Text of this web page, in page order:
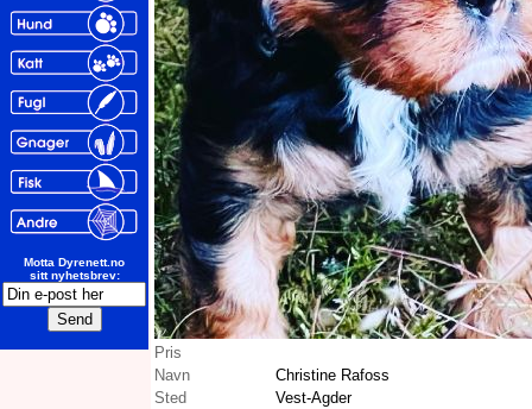
Motta Dyrenett.no
sitt nyhetsbrev:
Pris
Navn
Christine Rafoss
Sted
Vest-Agder